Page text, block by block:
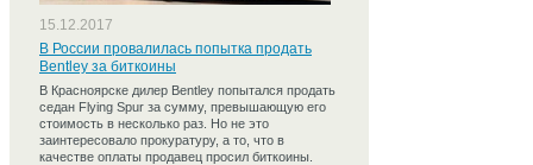
15.12.2017
В России провалилась попытка продать
Bentley за биткоины
В Красноярске дилер Bentley попытался продать
седан Flying Spur за сумму, превышающую его
стоимость в несколько раз. Но не это
заинтересовало прокуратуру, а то, что в
качестве оплаты продавец просил биткоины.